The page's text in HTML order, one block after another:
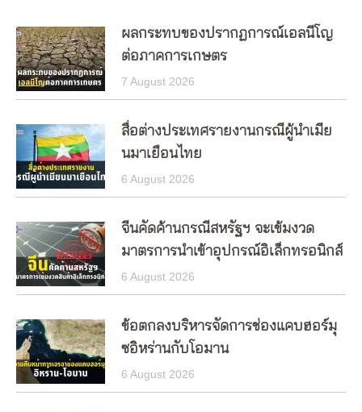
ผลกระทบของปรากฏการณ์เอลนีโญ
ต่อภาคการเกษตร
7 August 2026
สื่อต่างประเทศรายงานกรณีผู้นำเมีย
นมาเยือนไทย
6 August 2026
จีนคัดค้านกรณีสหรัฐฯ จะเข้มงวด
มาตรการนำเข้าอุปกรณ์อิเล็กทรอนิกส์
6 August 2026
ข้อตกลงบริหารจัดการช่องแคบฮอร์มุ
ซอิหร่านกับโอมาน
6 August 2026